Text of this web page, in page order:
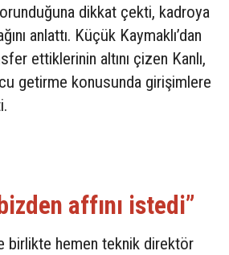
dikkat çekti, kadroya
anlattı. Küçük Kaymaklı’dan
ettiklerinin altını çizen Kanlı,
getirme konusunda girişimlere
affını istedi”
birlikte hemen teknik direktör